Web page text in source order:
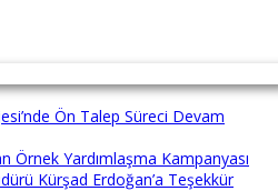
Ağrı Hakimiyet Gazetemizi
Ön Talep Süreci Devam
Örnek Yardımlaşma Kampanyası
Kürşad Erdoğan’a Teşekkür